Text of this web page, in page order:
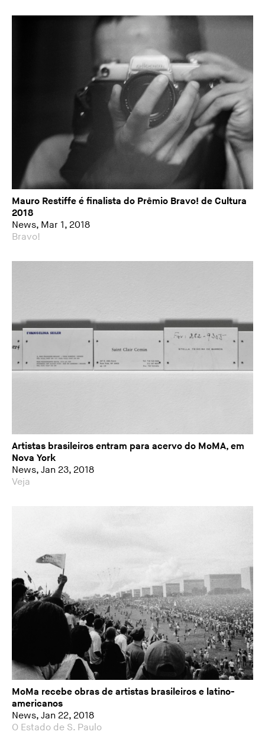
Mauro Restiffe é finalista do Prêmio Bravo! de Cultura
2018
News, Mar 1, 2018
Bravo!
Artistas brasileiros entram para acervo do MoMA, em
Nova York
News, Jan 23, 2018
Veja
MoMa recebe obras de artistas brasileiros e latino-
americanos
News, Jan 22, 2018
O Estado de S. Paulo